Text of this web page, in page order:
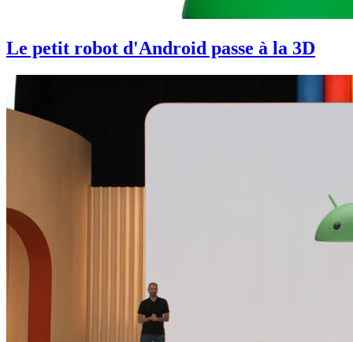
Le petit robot d'Android passe à la 3D